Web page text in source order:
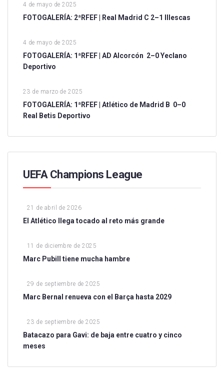
4 de mayo de 2025
FOTOGALERÍA: 2ªRFEF | Real Madrid C 2–1 Illescas
4 de mayo de 2025
FOTOGALERÍA: 1ªRFEF | AD Alcorcón 2–0 Yeclano
Deportivo
23 de marzo de 2025
FOTOGALERÍA: 1ªRFEF | Atlético de Madrid B 0–0
Real Betis Deportivo
UEFA Champions League
21 de abril de 2026
El Atlético llega tocado al reto más grande
11 de diciembre de 2025
Marc Pubill tiene mucha hambre
29 de septiembre de 2025
Marc Bernal renueva con el Barça hasta 2029
23 de septiembre de 2025
Batacazo para Gavi: de baja entre cuatro y cinco
meses